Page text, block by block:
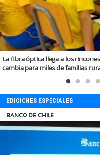
La fibra óptica llega a los
cambia para miles de familias
EDICIONES ESPECIALES
ELECTROLUX